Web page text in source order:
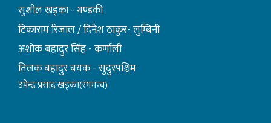
सुशील खड्का - गण्डकी
टिकाराम रिजाल / दिनेश ठाकुर- लुम्बिनी
अशाेक बहादुर सिंह - कर्णाली
तिलक बहादुर बयक - सुदुरपश्चिम
उपेन्द्र प्रसाद खड्का(रंगमन्च)